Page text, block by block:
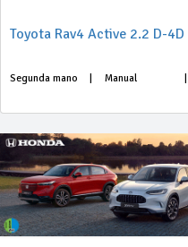
Toyota Rav4 Active 2.2 D-
Segunda mano Manual